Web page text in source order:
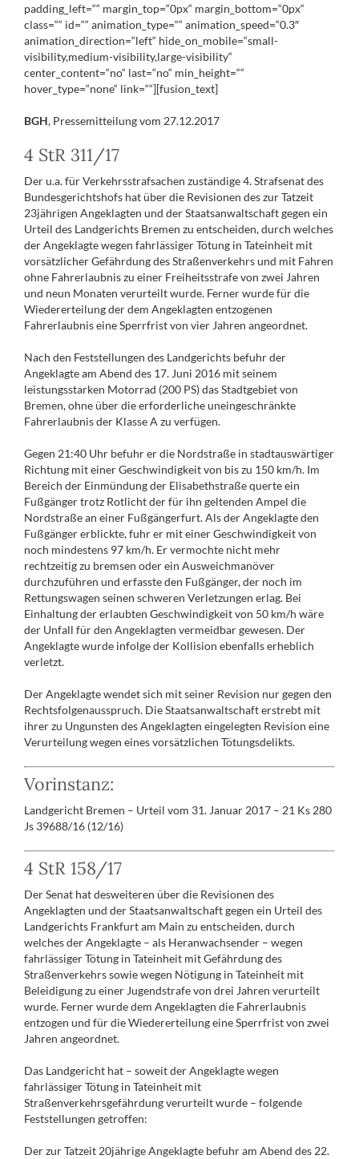
padding_left=““ margin_top=“0px“ margin_bottom=“0px“
class=““ id=““ animation_type=““ animation_speed=“0.3″
animation_direction=“left“ hide_on_mobile=“small-
visibility,medium-visibility,large-visibility“
center_content=“no“ last=“no“ min_height=““
hover_type=“none“ link=““][fusion_text]
BGH, Pressemitteilung vom 27.12.2017
4 StR 311/17
Der u.a. für Verkehrsstrafsachen zuständige 4. Strafsenat des
Bundesgerichtshofs hat über die Revisionen des zur Tatzeit
23jährigen Angeklagten und der Staatsanwaltschaft gegen ein
Urteil des Landgerichts Bremen zu entscheiden, durch welches
der Angeklagte wegen fahrlässiger Tötung in Tateinheit mit
vorsätzlicher Gefährdung des Straßenverkehrs und mit Fahren
ohne Fahrerlaubnis zu einer Freiheitsstrafe von zwei Jahren
und neun Monaten verurteilt wurde. Ferner wurde für die
Wiedererteilung der dem Angeklagten entzogenen
Fahrerlaubnis eine Sperrfrist von vier Jahren angeordnet.
Nach den Feststellungen des Landgerichts befuhr der
Angeklagte am Abend des 17. Juni 2016 mit seinem
leistungsstarken Motorrad (200 PS) das Stadtgebiet von
Bremen, ohne über die erforderliche uneingeschränkte
Fahrerlaubnis der Klasse A zu verfügen.
Gegen 21:40 Uhr befuhr er die Nordstraße in stadtauswärtiger
Richtung mit einer Geschwindigkeit von bis zu 150 km/h. Im
Bereich der Einmündung der Elisabethstraße querte ein
Fußgänger trotz Rotlicht der für ihn geltenden Ampel die
Nordstraße an einer Fußgängerfurt. Als der Angeklagte den
Fußgänger erblickte, fuhr er mit einer Geschwindigkeit von
noch mindestens 97 km/h. Er vermochte nicht mehr
rechtzeitig zu bremsen oder ein Ausweichmanöver
durchzuführen und erfasste den Fußgänger, der noch im
Rettungswagen seinen schweren Verletzungen erlag. Bei
Einhaltung der erlaubten Geschwindigkeit von 50 km/h wäre
der Unfall für den Angeklagten vermeidbar gewesen. Der
Angeklagte wurde infolge der Kollision ebenfalls erheblich
verletzt.
Der Angeklagte wendet sich mit seiner Revision nur gegen den
Rechtsfolgenausspruch. Die Staatsanwaltschaft erstrebt mit
ihrer zu Ungunsten des Angeklagten eingelegten Revision eine
Verurteilung wegen eines vorsätzlichen Tötungsdelikts.
Vorinstanz:
Landgericht Bremen – Urteil vom 31. Januar 2017 – 21 Ks 280
Js 39688/16 (12/16)
4 StR 158/17
Der Senat hat desweiteren über die Revisionen des
Angeklagten und der Staatsanwaltschaft gegen ein Urteil des
Landgerichts Frankfurt am Main zu entscheiden, durch
welches der Angeklagte – als Heranwachsender – wegen
fahrlässiger Tötung in Tateinheit mit Gefährdung des
Straßenverkehrs sowie wegen Nötigung in Tateinheit mit
Beleidigung zu einer Jugendstrafe von drei Jahren verurteilt
wurde. Ferner wurde dem Angeklagten die Fahrerlaubnis
entzogen und für die Wiedererteilung eine Sperrfrist von zwei
Jahren angeordnet.
Das Landgericht hat – soweit der Angeklagte wegen
fahrlässiger Tötung in Tateinheit mit
Straßenverkehrsgefährdung verurteilt wurde – folgende
Feststellungen getroffen:
Der zur Tatzeit 20jährige Angeklagte befuhr am Abend des 22.